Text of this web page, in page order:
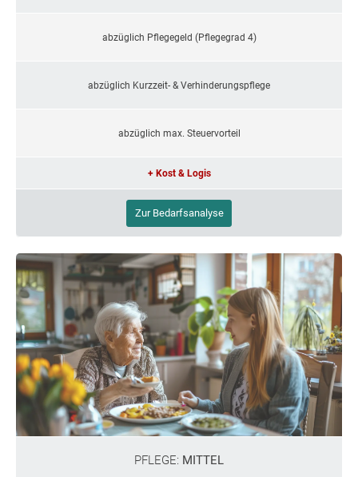
abzüglich Pflegegeld (Pflegegrad 4)
abzüglich Kurzzeit- & Verhinderungspflege
abzüglich max. Steuervorteil
+ Kost & Logis
Zur Bedarfsanalyse
PFLEGE: MITTEL